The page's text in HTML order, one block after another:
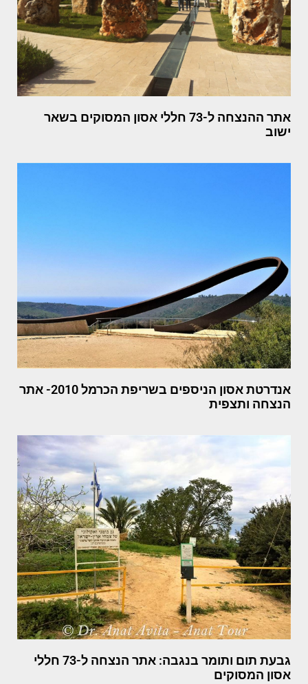
אתר ההנצחה ל-73 חללי אסון המסוקים בשאר
ישוב
אנדרטת אסון הניספים בשריפת הכרמל 2010- אתר
הנצחה ותצפית
גבעת תום ותומר בנגבה: אתר הנצחה ל-73 חללי
אסון המסוקים